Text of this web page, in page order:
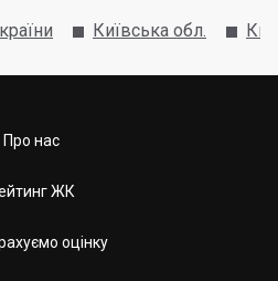
Київська обл.
Про нас
ЖК
оцінку